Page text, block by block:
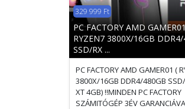
329 999 Ft
PC FACTORY AMD
RYZEN7 3800X/16GB
SSD/RX ...
PC FACTORY AMD GAMER01 (
3800X/16GB DDR4/480GB
XT 4GB) !!MINDEN PC FACTORY
SZÁMITÓGÉP 3ÉV